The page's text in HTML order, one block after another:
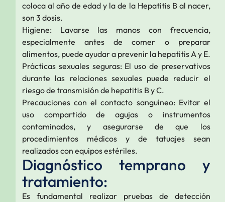
coloca al año de edad y la de la Hepatitis B al nacer,
son 3 dosis.
Higiene: Lavarse las manos con frecuencia,
especialmente antes de comer o preparar
alimentos, puede ayudar a prevenir la hepatitis A y E.
Prácticas sexuales seguras: El uso de preservativos
durante las relaciones sexuales puede reducir el
riesgo de transmisión de hepatitis B y C.
Precauciones con el contacto sanguíneo: Evitar el
uso compartido de agujas o instrumentos
contaminados, y asegurarse de que los
procedimientos médicos y de tatuajes sean
realizados con equipos estériles.
Diagnóstico temprano y
tratamiento:
Es fundamental realizar pruebas de detección